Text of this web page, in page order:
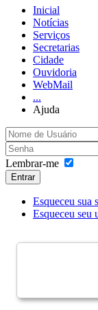
Inicial
Notícias
Serviços
Secretarias
Cidade
Ouvidoria
WebMail
...
Ajuda
Lembrar-me
Entrar
Esqueceu sua
Esqueceu seu